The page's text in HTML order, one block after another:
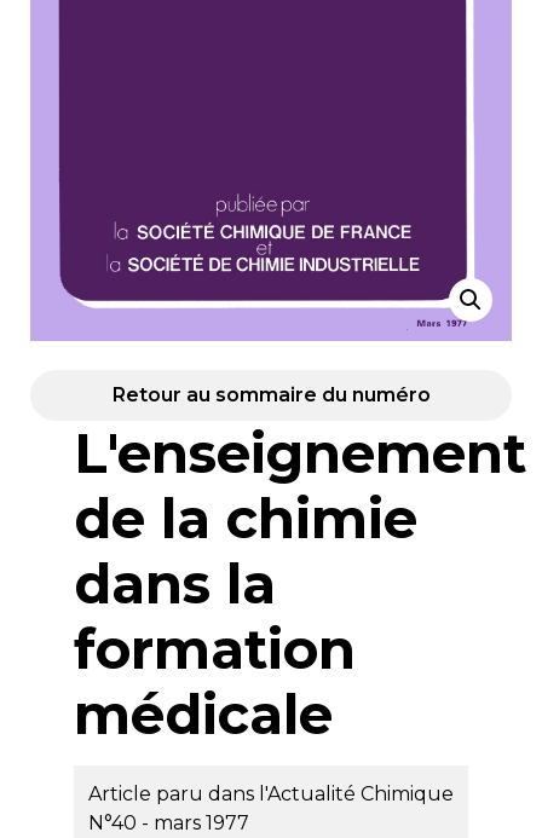
Retour au sommaire du numéro
L'enseignement
de la chimie
dans la
formation
médicale
Article paru dans l'Actualité Chimique
N°40 - mars 1977